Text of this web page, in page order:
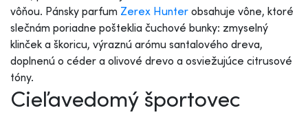
vôňou. Pánsky parfum Zerex Hunter obsahuje vône, ktoré
slečnám poriadne pošteklia čuchové bunky: zmyselný
klinček a škoricu, výraznú arómu santalového dreva,
doplnenú o céder a olivové drevo a osviežujúce citrusové
tóny.
Cieľavedomý športovec